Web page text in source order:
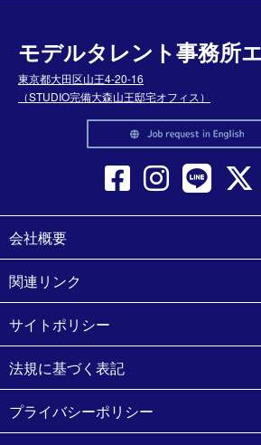
モデルタレント事務所
東京都大田区山王4-20-16
（STUDIO完備大森山王邸宅オフィス）
会社概要
関連リンク
サイトポリシー
法規に基づく表記
プライバシーポリシー